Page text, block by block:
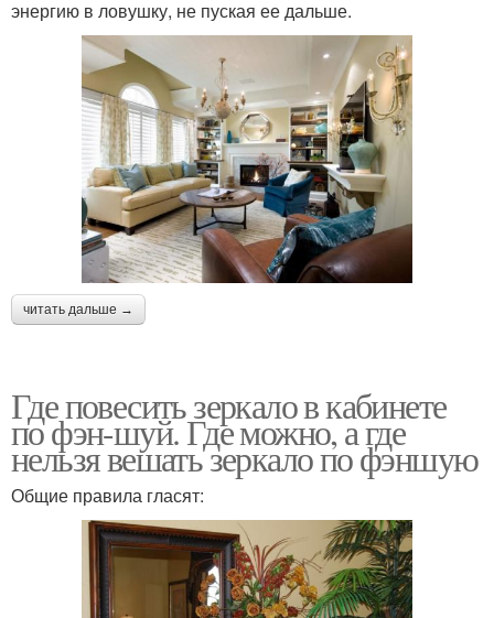
энергию в ловушку, не пуская ее дальше.
читать дальше →
Где повесить зеркало в кабинете
по фэн-шуй. Где можно, а где
нельзя вешать зеркало по фэншую
Общие правила гласят: